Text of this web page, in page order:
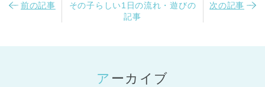
前の記事
その子らしい1日の流れ・遊びの
記事
次の記事
アーカイブ